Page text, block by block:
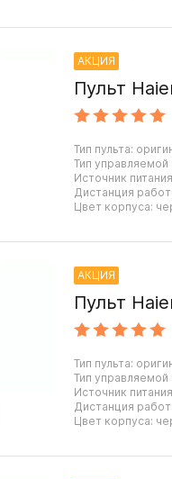
АКЦИЯ
Пульт
Тип пульта:
Тип управляемой
Источник
Дистанция
Цвет корпуса:
АКЦИЯ
Пульт
Тип пульта:
Тип управляемой
Источник
Дистанция
Цвет корпуса: